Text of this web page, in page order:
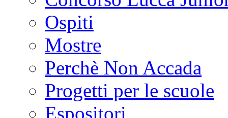
Ospiti
Mostre
Perchè Non Accada
Progetti per le scuole
Espositori